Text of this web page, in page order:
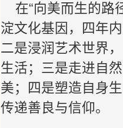
在“向美而生的路
淀文化基因，四年
二是浸润艺术世界
生活；三是走进自
美；四是塑造自身
传递善良与信仰。